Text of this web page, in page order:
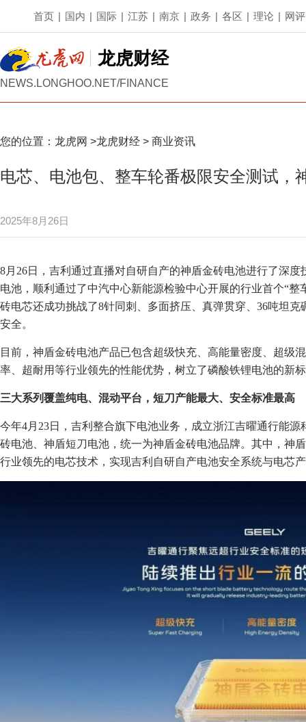
首页 | 国内 | 国际 | 江苏 | 南京 | 政务 | 各区 | 理论 | 网评
龙虎财经
NEWS.LONGHOO.NET/FINANCE
您的位置： 龙虎网 >龙虎财经 > 商业资讯
电芯、电池包、整车轮番极限安全测试，
2025年8月26日
8月26日，吉利通过直播对自研自产的神盾金砖电池进行了深
电池，顺利通过了中汽中心新能源检验中心开展的行业首个“
砖电芯还成功挑战了8针同刺、多面挤压、真弹贯穿、36吨坦
安全。
目前，神盾金砖电池产品已包含超级快充、高能量密度、超级
率、超耐用等行业领先的性能优势，树立了磷酸铁锂电池的新
三大系列覆盖纯电、混动平台，短刀产能最大、安全标准最高
今年4月23日，吉利整合旗下电池业务，成立浙江吉曜通行能
砖电池、神盾短刀电池，统一为神盾金砖电池品牌。其中，神
行业领先的电芯技术，实现吉利自研自产电池安全系统与电芯